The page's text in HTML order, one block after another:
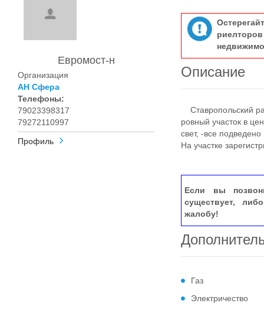
Евромост-н
Организация
АН Сфера
Телефоны:
79023398317
79272110997
Профиль
Описание
Ставропольский
ровный участок в
свет, -все
На участке
Если вы
существует,
жалобу!
Газ
Электричество